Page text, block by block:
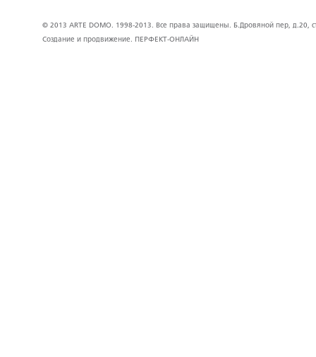
© 2013 ARTE DOMO. 1998-2013. Все права защищены. Б.Дровяной пер, д.20,
Создание и продвижение.
ПЕРФЕКТ-ОНЛАЙН